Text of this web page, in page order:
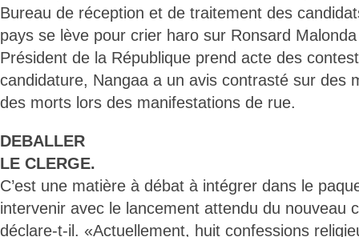
Bureau de réception et de traitement des
pays se lève pour crier haro sur Ronsard
Président de la République prend acte des
candidature, Nangaa a un avis contrasté sur des
des morts lors des manifestations de rue.
DEBALLER
LE CLERGE.
C’est une matière à débat à intégrer dans le
intervenir avec le lancement attendu du nouveau
déclare-t-il. «Actuellement, huit confessions